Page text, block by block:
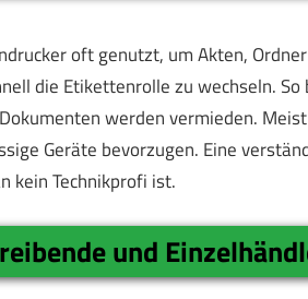
oft genutzt, um Akten,
die Etikettenrolle zu wechseln.
werden vermieden.
Geräte bevorzugen. Eine
kein Technikprofi ist.
und